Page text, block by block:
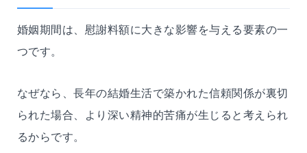
婚姻期間は、慰謝料額に大きな影響を与える要素の一
つです。
なぜなら、長年の結婚生活で築かれた信頼関係が裏切
られた場合、より深い精神的苦痛が生じると考えられ
るからです。